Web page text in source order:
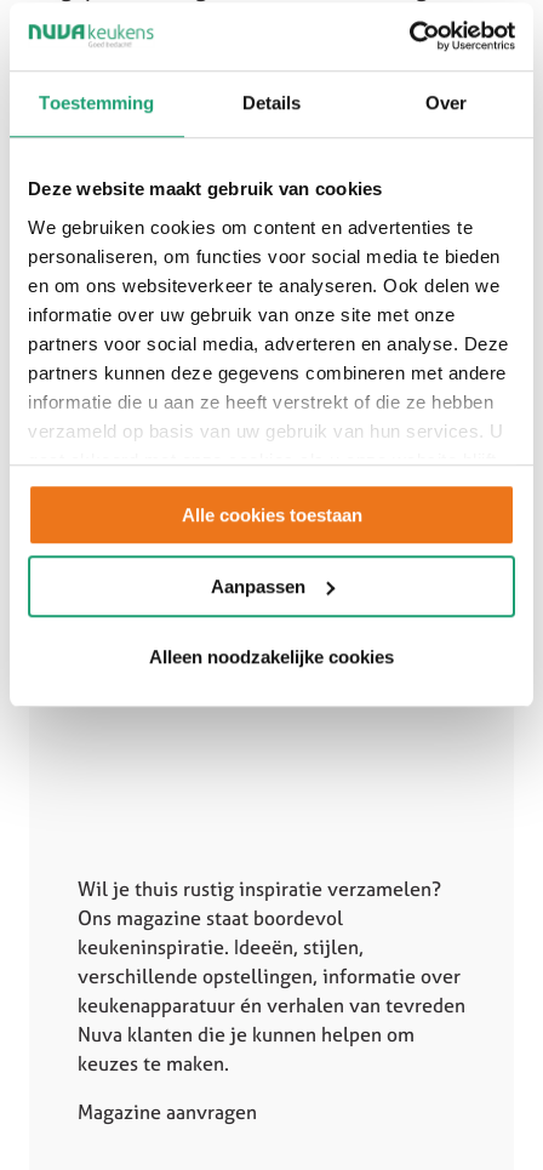
Toestemming Details Over
Deze website maakt gebruik van cookies
We gebruiken cookies om content en advertenties te
personaliseren, om functies voor social media te bieden
en om ons websiteverkeer te analyseren. Ook delen we
informatie over uw gebruik van onze site met onze
partners voor social media, adverteren en analyse. Deze
partners kunnen deze gegevens combineren met andere
informatie die u aan ze heeft verstrekt of die ze hebben
verzameld op basis van uw gebruik van hun services. U
gaat akkoord met onze cookies als u onze website blijft
gebruiken.
Alle cookies toestaan
Aanpassen
Alleen noodzakelijke cookies
efficiënte indeling.
Door slimme opbergoplossingen, hoge kasten en
moderne apparatuur ontstaat een keuken die niet
alleen mooi oogt, maar ook bijzonder praktisch is
Wil je thuis rustig inspiratie verzamelen?
Ons magazine staat boordevol
keukeninspiratie. Ideeën, stijlen,
verschillende opstellingen, informatie over
keukenapparatuur én verhalen van tevreden
Nuva klanten die je kunnen helpen om
keuzes te maken.
Magazine aanvragen